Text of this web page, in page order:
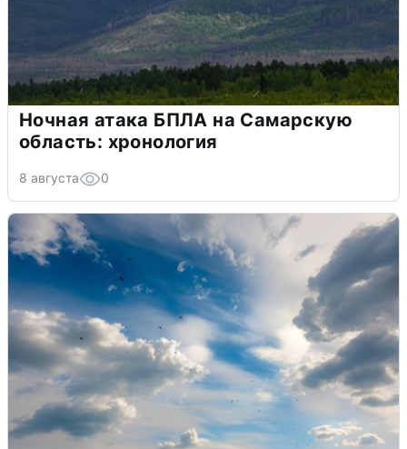
Ночная атака БПЛА на Самарскую
область: хронология
8 августа 0